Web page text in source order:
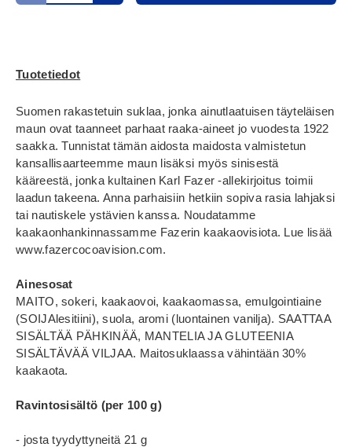
Tuotetiedot
Suomen rakastetuin suklaa, jonka ainutlaatuisen täyteläisen
maun ovat taanneet parhaat raaka-aineet jo vuodesta 1922
saakka. Tunnistat tämän aidosta maidosta valmistetun
kansallisaarteemme maun lisäksi myös sinisestä
kääreestä, jonka kultainen Karl Fazer -allekirjoitus toimii
laadun takeena. Anna parhaisiin hetkiin sopiva rasia lahjaksi
tai nautiskele ystävien kanssa. Noudatamme
kaakaonhankinnassamme Fazerin kaakaovisiota. Lue lisää
www.fazercocoavision.com.
Ainesosat
MAITO, sokeri, kaakaovoi, kaakaomassa, emulgointiaine
(SOIJAlesitiini), suola, aromi (luontainen vanilja). SAATTAA
SISÄLTÄÄ PÄHKINÄÄ, MANTELIA JA GLUTEENIA
SISÄLTÄVÄÄ VILJAA. Maitosuklaassa vähintään 30%
kaakaota.
Ravintosisältö (per 100 g)
- josta tyydyttyneitä 21 g